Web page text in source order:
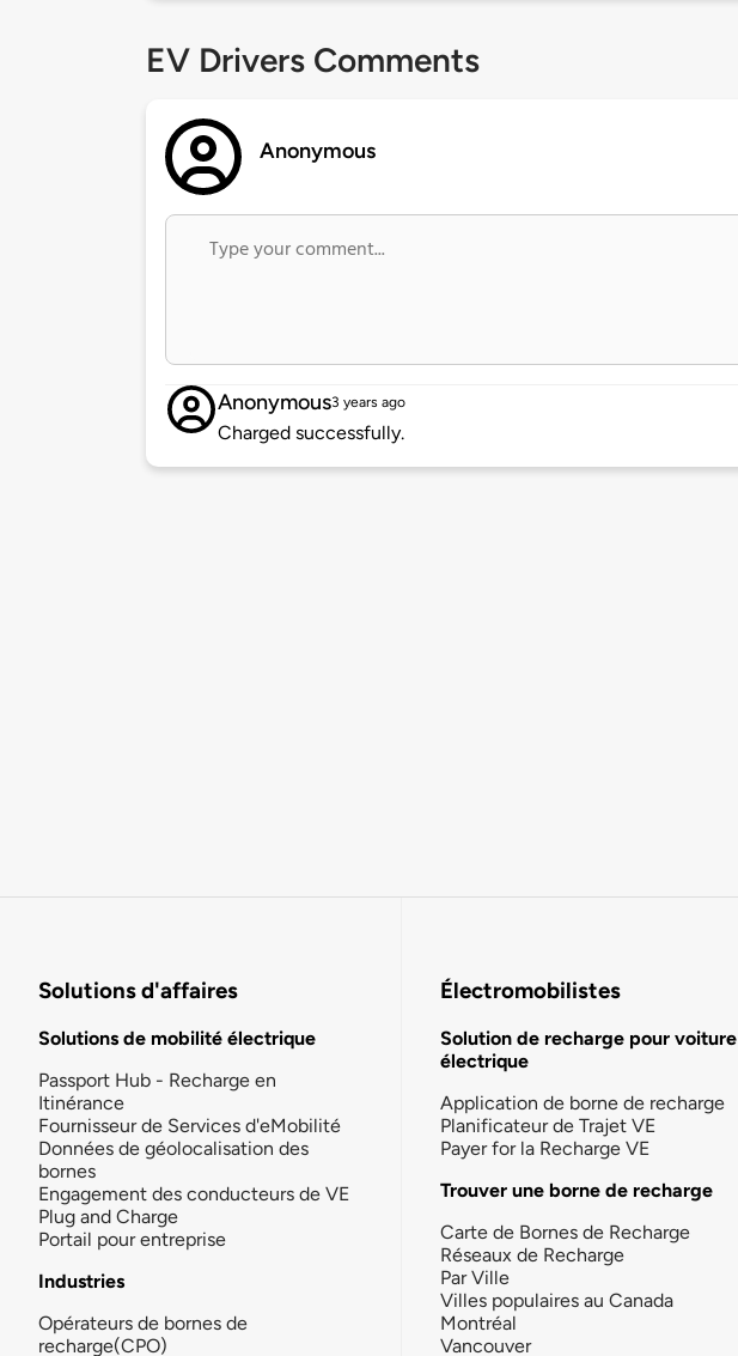
EV Drivers Comments
Anonymous
Anonymous3 years ago
Charged successfully.
Solutions d'affaires
Solutions de mobilité électrique
Passport Hub - Recharge en
Itinérance
Fournisseur de Services d'eMobilité
Données de géolocalisation des
bornes
Engagement des conducteurs de VE
Plug and Charge
Portail pour entreprise
Industries
Opérateurs de bornes de
recharge(CPO)
Électromobilistes
Solution de recharge pour voiture
électrique
Application de borne de recharge
Planificateur de Trajet VE
Payer for la Recharge VE
Trouver une borne de recharge
Carte de Bornes de Recharge
Réseaux de Recharge
Par Ville
Villes populaires au Canada
Montréal
Vancouver